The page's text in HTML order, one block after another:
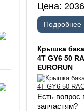
Цена: 2036
Подробнее
Крышка
4T GY6 50
EURORUN
Есть вопрос
запчастям?